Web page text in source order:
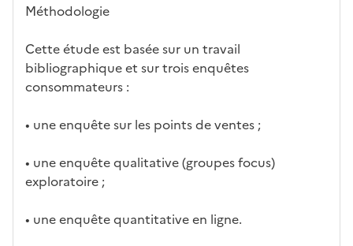
Méthodologie
Cette étude est basée sur un travail
bibliographique et sur trois enquêtes
consommateurs :
• une enquête sur les points de ventes ;
• une enquête qualitative (groupes focus)
exploratoire ;
• une enquête quantitative en ligne.